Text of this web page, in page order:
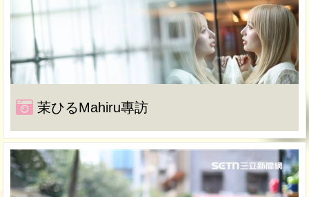
茉ひるMahiru專訪